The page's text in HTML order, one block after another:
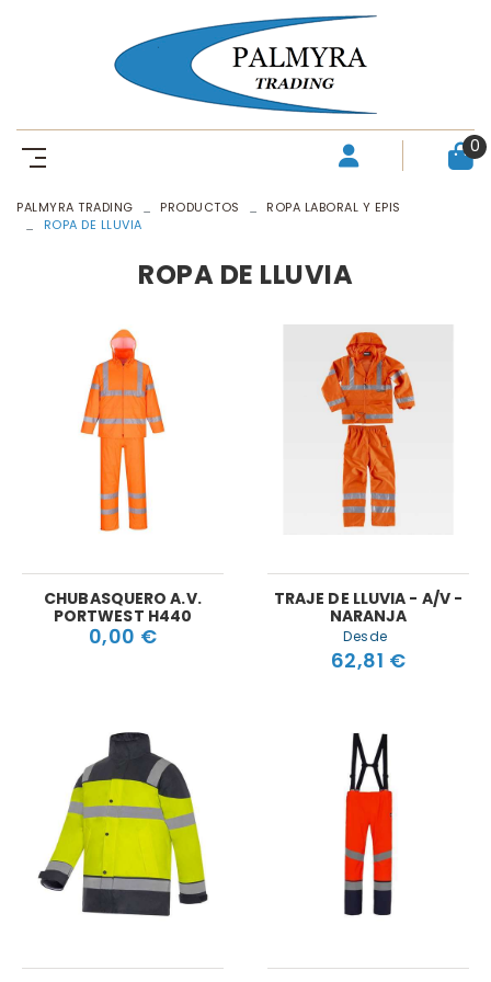
0
PALMYRA TRADING PRODUCTOS
ROPA LABORAL Y EPIS
ROPA DE LLUVIA
ROPA DE LLUVIA
CHUBASQUERO A.V.
PORTWEST H440
0,00 €
TRAJE DE LLUVIA - A/V -
NARANJA
Desde
62,81 €